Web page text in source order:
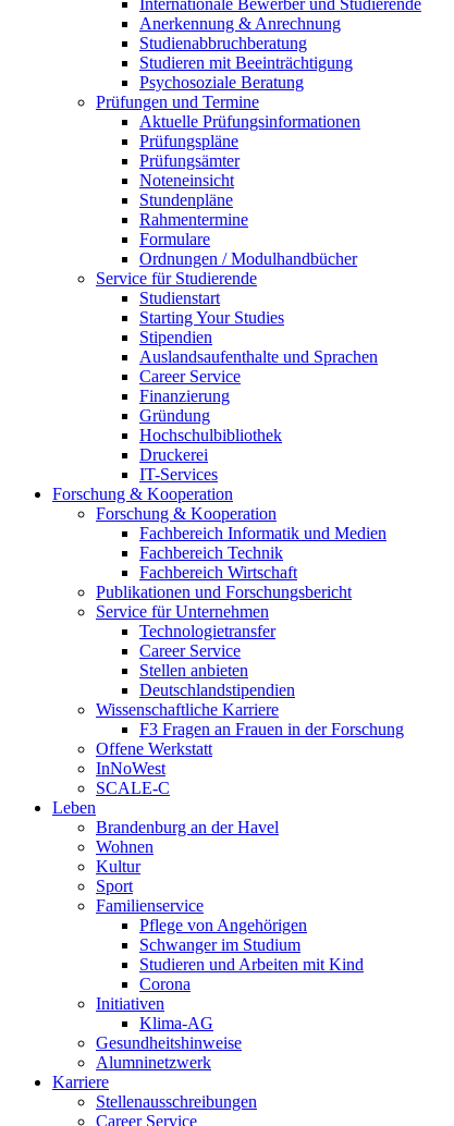
Internationale Bewerber und Studierende
Anerkennung & Anrechnung
Studienabbruchberatung
Studieren mit Beeinträchtigung
Psychosoziale Beratung
Prüfungen und Termine
Aktuelle Prüfungsinformationen
Prüfungspläne
Prüfungsämter
Noteneinsicht
Stundenpläne
Rahmentermine
Formulare
Ordnungen / Modulhandbücher
Service für Studierende
Studienstart
Starting Your Studies
Stipendien
Auslandsaufenthalte und Sprachen
Career Service
Finanzierung
Gründung
Hochschulbibliothek
Druckerei
IT-Services
Forschung & Kooperation
Forschung & Kooperation
Fachbereich Informatik und Medien
Fachbereich Technik
Fachbereich Wirtschaft
Publikationen und Forschungsbericht
Service für Unternehmen
Technologietransfer
Career Service
Stellen anbieten
Deutschlandstipendien
Wissenschaftliche Karriere
F3 Fragen an Frauen in der Forschung
Offene Werkstatt
InNoWest
SCALE-C
Leben
Brandenburg an der Havel
Wohnen
Kultur
Sport
Familienservice
Pflege von Angehörigen
Schwanger im Studium
Studieren und Arbeiten mit Kind
Corona
Initiativen
Klima-AG
Gesundheitshinweise
Alumninetzwerk
Karriere
Stellenausschreibungen
Career Service